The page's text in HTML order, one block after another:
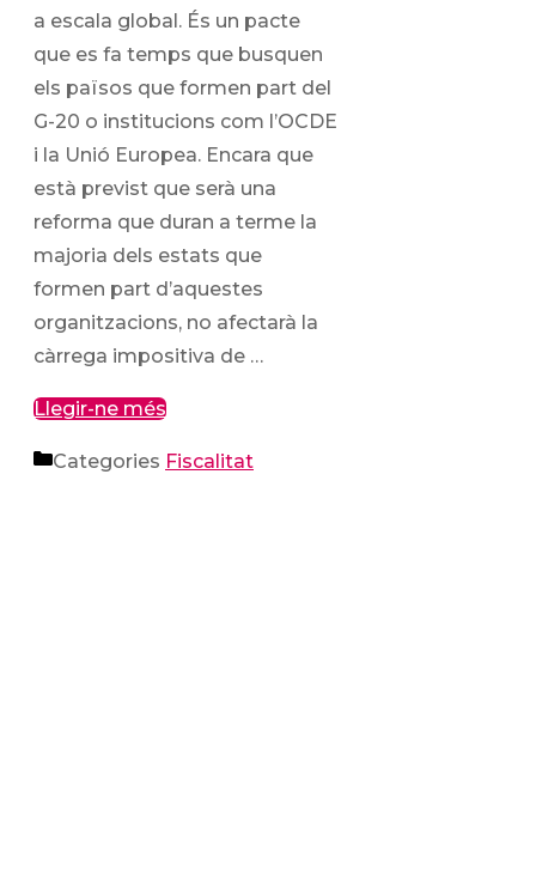
a escala global. És un pacte
que es fa temps que busquen
els països que formen part del
G-20 o institucions com l’OCDE
i la Unió Europea. Encara que
està previst que serà una
reforma que duran a terme la
majoria dels estats que
formen part d’aquestes
organitzacions, no afectarà la
càrrega impositiva de …
Llegir-ne més
Categories Fiscalitat